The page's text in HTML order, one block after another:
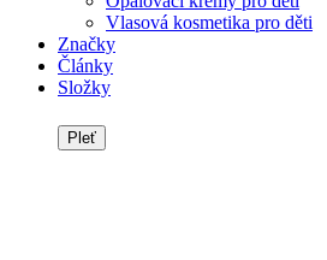
Vlasová kosmetika pro děti
Značky
Články
Složky
Pleť